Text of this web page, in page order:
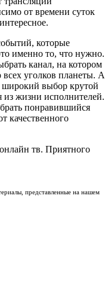
от времени суток
которые
именно то, что нужно.
канал, на котором
всех уголков планеты. А
широкий выбор крутой
жизни исполнителей.
понравившийся
качественного
тв. Приятного
представленные на нашем